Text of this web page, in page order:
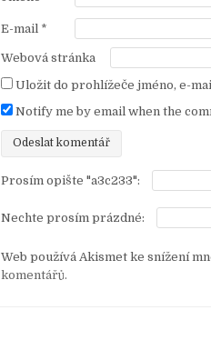
p
k
E-mail *
Webová stránka
Uložit do prohlížeče jméno, e-
Notify me by email when the
Prosím opište "a3c233":
Nechte prosím prázdné:
Web používá Akismet ke snížení
komentářů.